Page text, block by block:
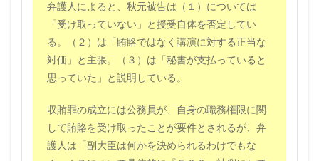
弁護人によると、秋元被告は（１）については
「受け取っていない」と授受自体を否定してい
る。（２）は「賄賂ではなく講演に対する正当な
対価」と主張。（３）は「秘書が支払っていると
思っていた」と説明している。
収賄罪の成立には公務員が、自身の職務権限に関
して賄賂を受け取ったことが要件とされるが、弁
護人は「副大臣は何かを決められるわけでもな